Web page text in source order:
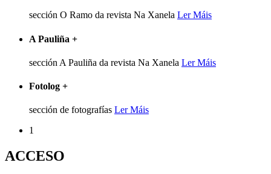
sección O Ramo da revista Na Xanela Ler Máis
A Pauliña +
sección A Pauliña da revista Na Xanela Ler Máis
Fotolog +
sección de fotografías Ler Máis
1
ACCESO